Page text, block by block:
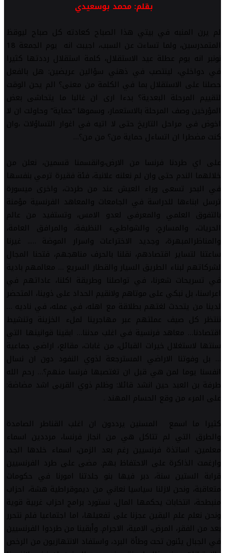
بقلم: محمد بوسعيدي
لم يرن المنبه في بيتي هذا الصباح كعادته كل صباح ليوقظ
المتمدرسين، ولما تساءت عن السبب، اجيبت انه يوم الجمعة 18
نونبر انه يوم عطلة عيد الاستقلال، كلمة استقلال رددتها كثيرا
في دواخلي، لينتصب في ذهني سؤالين عريضين: هل بالفعل
حصلنا على الاستقلال بما في الكلمة من معنى؟ الم يحن الوقت
لتقييم المرحلة البعدية؟ بدءا ارى ان غالبا ما يتحاشى بعض
المؤرخين وصف المرحلة بالاستعمار، وسموها “حماية” وحاولت ان لا
اخوض في مراحل التاريخ حتى لا اتيه في اغوار التساؤلات ،وان
كنت مضطرا ان اتساءل حماية من؟ من من؟…
على اي طردنا فرنسا من الارض،وانقسمنا قسمين، نعلن من
خلالهما الندم حتى وان لم نعلنه علانية، فئة فقيرة ترمي بنفسها
في البحر تسعى وراء العيش عند من طردت، واخرى ميسورة
ترسل ابناءها للدراسة في الجامعات والمعاهد الفرنسية مؤمنة
بالتفوق العلمي والمعرفي لعدو الامس، وتستفيد من عالم
الحريات، والمسارح، والشواطيء النظيفة، والمرافق العامة،
والمناظرالمبهرة، وجديد الاختراعات واسرار الموضة ….. غيرنا
ساعتنا لتساير اقتصادهم، نقلنا بالحرف مناهجهم، فتحنا المجال
لشركاتهم لبناء الطريق السيار والقطار السريع … معالمهم بادية
في تسريحات شعرنا، في تواصلنا وطريقة اكلنا، عاداتهم في
اعراسنا، بل نبكي على موتاهم ولانقيم الحداد على ذوينا، المتحضر
لدينا من يتحدث لغتهم بطلاقة مع اهله، في عمله، في ناديه …
ننتظر كل صيف عملتهم عبر مهاجرينا لملء الخزينة وتنشيط
اقتصادنا… معاهد فرنسية في اغلب مدننا… ابقينا قوانينها التي
سنتها لاستغلال خيرات القبائل، من غابات، مقالع، اراضي جماعية
… بل وفوتنا الاراضي المسترجعة لذوي النفود دون ان نسال
انفسنا يوما لمن هي قبل ان تغتصبها فرنسا منهم؟… رحم الله
طرفة بن العبد حين انشد قائلا: وظلم ذوي القربى اشد مضاضة:
على المرء من وقع الحسام المهند .
كثيرا ما اسمع المسنين يرددون ان اغلب القناطر الصامدة
والطرق التي لم تتاكل هي من انجاز فرنسا، مرددين اسماء
معلمين، اساتذة فرنسيين رغم بعد الزمن، اسماء خلدها الجد،
وارغمت الذاكرة على الاحتفاظ بهم. مضى على طرد الفرنسيين
قرابة الستين سنة، دبر فيها بنو جلدتنا امورنا في حكومات
متعاقبة، ونحن لازلنا سياسيا نعاني من ديموقراطية هشة، احزاب
منبطحة، انتخابات يحكمها المال، نستورد برامج احزاب غربية قوية
ونحن نعلم علم اليقين عجزنا على تفعيلها، اما اجتماعيا فلم نتحرر
بعد من الفقر، المرض، الامية، الاجرام. وأبقينا من طردوا الفرنسيين
في الجبال يئنون تحت وطأة البرد، واستفاد الانتهازيون من الرخص